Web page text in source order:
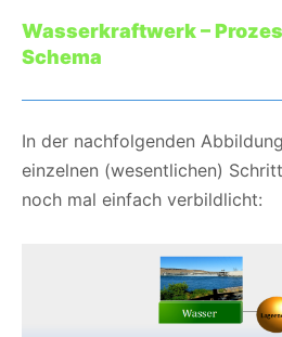
Wasserkraftwerk –
Schema
In der nachfolgenden
einzelnen (wesentlichen)
noch mal einfach verbildlicht: